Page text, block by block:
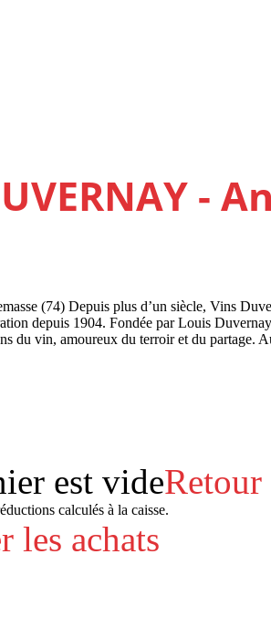
-
(74) Depuis plus d’un siècle, Vins
depuis 1904. Fondée par Louis
du vin, amoureux du terroir et du partage.
est vide
calculés à la caisse.
les achats